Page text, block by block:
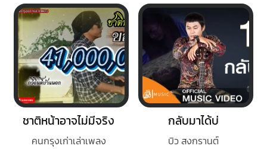
ชาติหน้าอาจไม่มีจริง
คนกรุงเก่าเล่าเพลง
กลับมาได้บ่
บิว สงกรานต์